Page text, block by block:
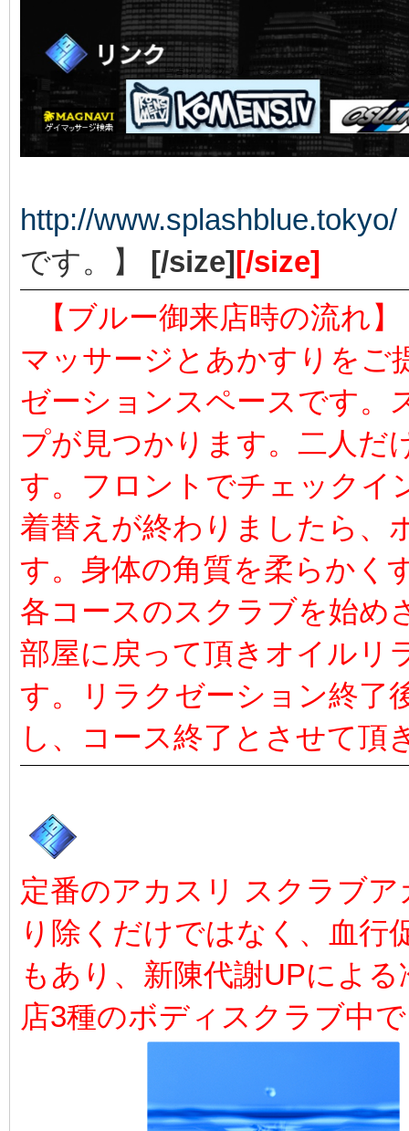
http://www.splashblue.tokyo/
です。】
[/size] [/size]
【ブルー御来店時の流れ
マッサージとあかすりをご
ゼーションスペースです。
プが見つかります。二人だ
す。フロントでチェックイ
着替えが終わりましたら、
す。身体の角質を柔らかく
各コースのスクラブを始め
部屋に戻って頂きオイルリ
す。リラクゼーション終了
し、コース終了とさせて頂
定番のアカスリ スクラブ
り除くだけではなく、血行
もあり、新陳代謝UPによ
店3種のボディスクラブ中